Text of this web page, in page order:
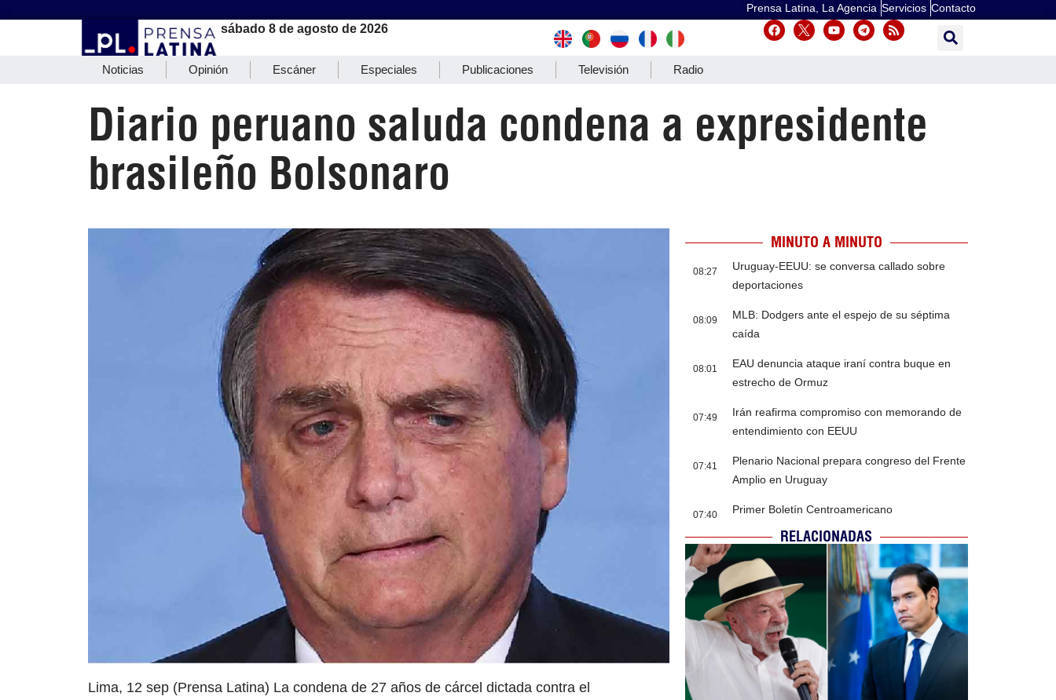
Prensa Latina, La Agencia Servicios Contacto
sábado 8 de agosto de 2026
Noticias Opinión Escáner Especiales Publicaciones Televisión Radio
Diario peruano saluda condena a expresidente
brasileño Bolsonaro
Lima, 12 sep (Prensa Latina) La condena de 27 años de cárcel dictada contra el
MINUTO A MINUTO
08:27
Uruguay-EEUU: se conversa callado sobre
deportaciones
08:09
MLB: Dodgers ante el espejo de su séptima
caída
08:01
EAU denuncia ataque iraní contra buque en
estrecho de Ormuz
07:49
Irán reafirma compromiso con memorando de
entendimiento con EEUU
07:41
Plenario Nacional prepara congreso del Frente
Amplio en Uruguay
07:40 Primer Boletín Centroamericano
RELACIONADAS